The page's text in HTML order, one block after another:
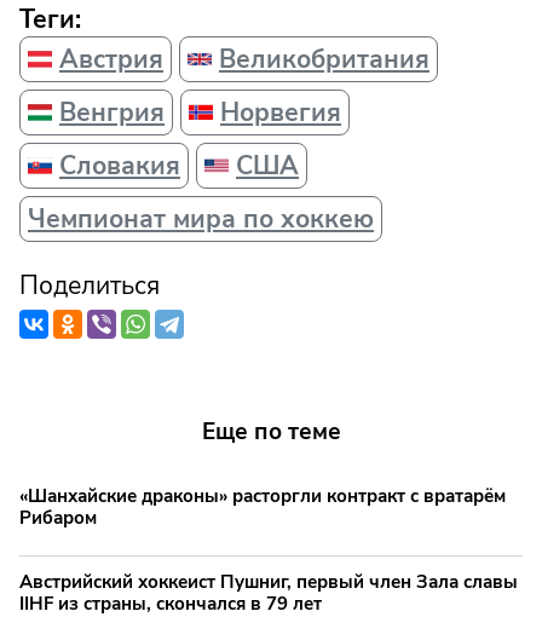
Теги:
Австрия
Великобритания
Венгрия
Норвегия
Словакия
США
Чемпионат мира по хоккею
Поделиться
Еще по теме
«Шанхайские драконы» расторгли контракт с вратарём
Рибаром
Австрийский хоккеист Пушниг, первый член Зала славы
IIHF из страны, скончался в 79 лет